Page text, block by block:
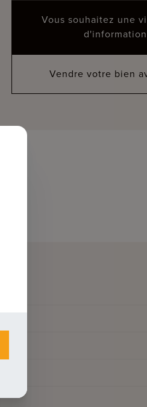
Vous souhaitez une
Vendre votre bien